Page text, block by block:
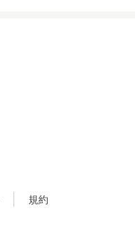
規約